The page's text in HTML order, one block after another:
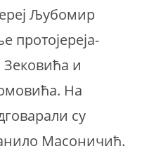
Љубомир
протојереја-
и
На
су
Масоничић.